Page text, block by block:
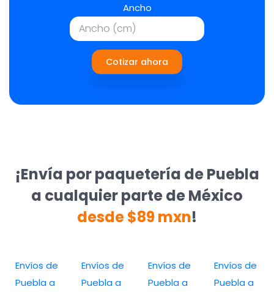
Ancho
Cotizar ahora
¡Envía por paquetería de Puebla
a cualquier parte de México
desde $89 mxn!
Envíos de
Puebla a
Envíos de
Puebla a
Envíos de
Puebla a
Envíos de
Puebla a